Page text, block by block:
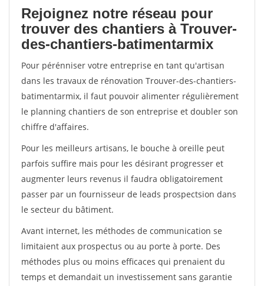
Rejoignez notre réseau pour
trouver des chantiers à Trouver-
des-chantiers-batimentarmix
Pour pérénniser votre entreprise en tant qu'artisan
dans les travaux de rénovation Trouver-des-chantiers-
batimentarmix, il faut pouvoir alimenter régulièrement
le planning chantiers de son entreprise et doubler son
chiffre d'affaires.
Pour les meilleurs artisans, le bouche à oreille peut
parfois suffire mais pour les désirant progresser et
augmenter leurs revenus il faudra obligatoirement
passer par un fournisseur de leads prospectsion dans
le secteur du bâtiment.
Avant internet, les méthodes de communication se
limitaient aux prospectus ou au porte à porte. Des
méthodes plus ou moins efficaces qui prenaient du
temps et demandait un investissement sans garantie